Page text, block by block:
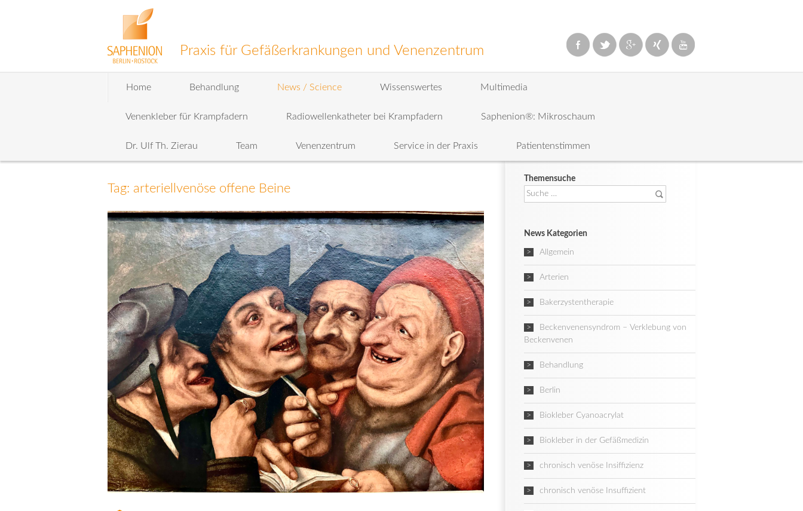
Praxis für Gefäßerkrankungen und Venenzentrum
Home Behandlung News / Science Wissenswertes Multimedia
Venenkleber für Krampfadern Radiowellenkatheter bei Krampfadern Saphenion®: Mikroschaum
Dr. Ulf Th. Zierau Team Venenzentrum Service in der Praxis Patientenstimmen
Tag: arteriellvenöse offene Beine
Themensuche
Suche
nach:
News Kategorien
Allgemein
Arterien
Bakerzystentherapie
Beckenvenensyndrom – Verklebung von
Beckenvenen
Behandlung
Berlin
Biokleber Cyanoacrylat
Biokleber in der Gefäßmedizin
chronisch venöse Insiffizienz
chronisch venöse Insuffizient